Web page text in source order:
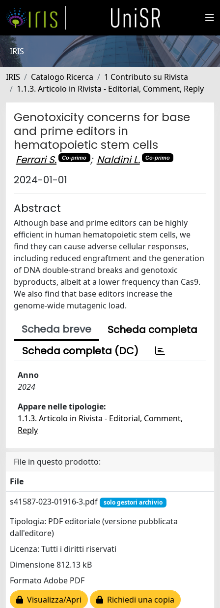
IRIS
IRIS Catalogo Ricerca
1 Contributo su Rivista
1.1.3. Articolo in Rivista - Editorial, Comment, Reply
Genotoxicity concerns for base
and prime editors in
hematopoietic stem cells
Ferrari S. Co-primo ; Naldini L. Co-primo
2024-01-01
Abstract
Although base and prime editors can be highly
efficient in human hematopoietic stem cells, we
find they can cause adverse cellular responses,
including reduced engraftment and the generation
of DNA double-strand breaks and genotoxic
byproducts, albeit at a lower frequency than Cas9.
We also find that base editors increase the
genome-wide mutagenic load.
Scheda breve
Scheda completa
Scheda completa (DC)
Anno
2024
Appare nelle tipologie:
1.1.3. Articolo in Rivista - Editorial, Comment,
Reply
File in questo prodotto:
File
s41587-023-01916-3.pdf
solo gestori archivio
Tipologia: PDF editoriale (versione pubblicata
dall'editore)
Licenza: Tutti i diritti riservati
Dimensione 812.13 kB
Formato Adobe PDF
Visualizza/Apri
Richiedi una copia